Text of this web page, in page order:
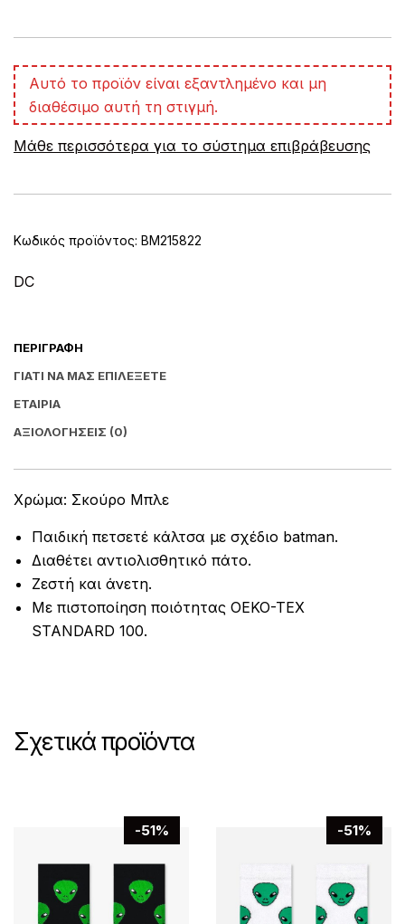
Αυτό το προϊόν είναι εξαντλημένο και μη
διαθέσιμο αυτή τη στιγμή.
Μάθε περισσότερα για το σύστημα επιβράβευσης
Κωδικός προϊόντος: BM215822
DC
ΠΕΡΙΓΡΑΦΉ
ΓΙΑΤΊ ΝΑ ΜΑΣ ΕΠΙΛΈΞΕΤΕ
ΕΤΑΙΡΊΑ
ΑΞΙΟΛΟΓΉΣΕΙΣ (0)
Χρώμα: Σκούρο Μπλε
Παιδική πετσετέ κάλτσα με σχέδιο batman.
Διαθέτει αντιολισθητικό πάτο.
Ζεστή και άνετη.
Με πιστοποίηση ποιότητας OEKO-TEX
STANDARD 100.
Σχετικά προϊόντα
-51% -51%